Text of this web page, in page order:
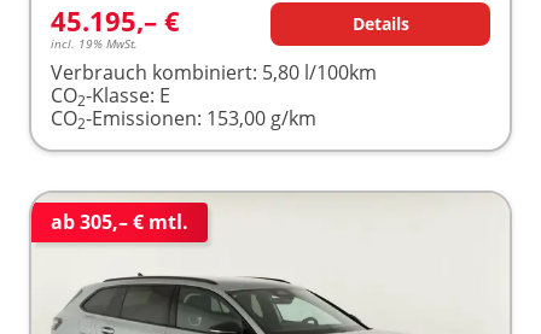
45.195,– €
incl. 19% MwSt.
Details
Verbrauch kombiniert: 5,80 l/100km
CO2-Klasse: E
CO2-Emissionen: 153,00 g/km
ab 305,– € mtl.